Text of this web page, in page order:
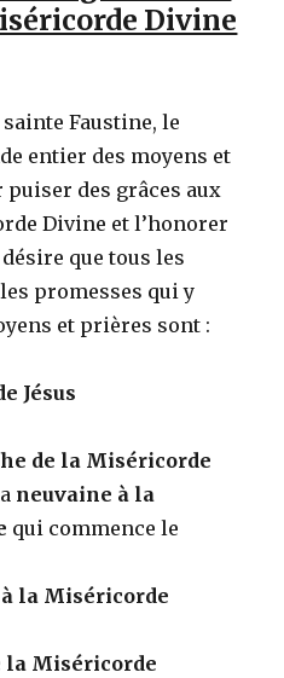
Divine
Faustine, le
entier des moyens et
des grâces aux
Divine et l’honorer
que tous les
promesses qui y
et prières sont :
Jésus
de la Miséricorde
neuvaine à la
qui commence le
la Miséricorde
la Miséricorde